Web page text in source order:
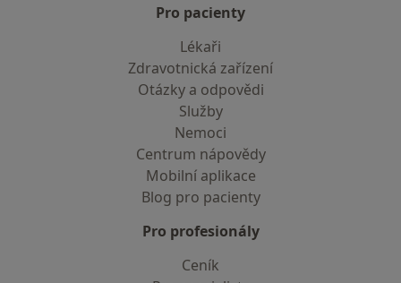
Pro pacienty
Lékaři
Zdravotnická zařízení
Otázky a odpovědi
Služby
Nemoci
Centrum nápovědy
Mobilní aplikace
Blog pro pacienty
Pro profesionály
Ceník